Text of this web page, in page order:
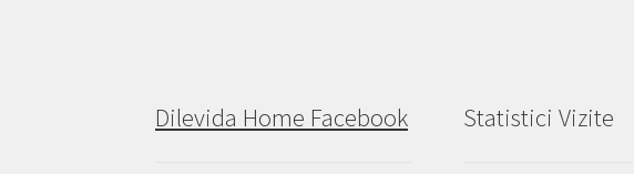
Dilevida Home Facebook Statistici Vizite